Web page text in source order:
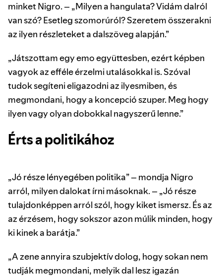
minket Nigro. – „Milyen a hangulata? Vidám dalról
van szó? Esetleg szomorúról? Szeretem összerakni
az ilyen részleteket a dalszöveg alapján.”
„Játszottam egy emo együttesben, ezért képben
vagyok az efféle érzelmi utalásokkal is. Szóval
tudok segíteni eligazodni az ilyesmiben, és
megmondani, hogy a koncepció szuper. Meg hogy
ilyen vagy olyan dobokkal nagyszerű lenne.”
Érts a politikához
„Jó része lényegében politika” – mondja Nigro
arról, milyen dalokat írni másoknak. – „Jó része
tulajdonképpen arról szól, hogy kiket ismersz. És az
az érzésem, hogy sokszor azon múlik minden, hogy
ki kinek a barátja.”
„A zene annyira szubjektív dolog, hogy sokan nem
tudják megmondani, melyik dal lesz igazán